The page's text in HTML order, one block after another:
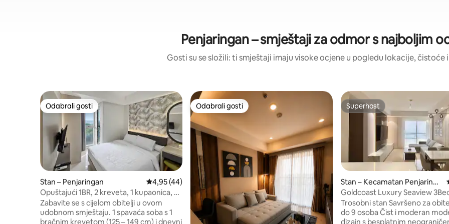
Penjaringan – smještaji za odmor s najboljim
Gosti su se složili: ti smještaji imaju visoke ocjene u pogledu lokacije, čistoće
Odabrali gosti
Odabrali gosti
Stan – Penjaringan Prosječna ocjena: 4,95/5, recenzija: 44
4,95 (44)
Opuštajući 1BR, 2 kreveta, 1 kupaonica, 4
Pax - Gold Coast PIK
Zabavite se s cijelom obitelji u ovom
udobnom smještaju. 1 spavaća soba s 1
bračnim krevetom (125 – 149 cm) i dnevni
Odabrali gosti
Odabrali gosti Superhost
Superhost
Stan – Kecamatan Penjaringa
n
Goldcoast Luxury Seaview
Apartment @PIK
Trosobni stan Savršeno za
do 9 osoba Čist i moderan moderan
dizajn s besplatnim